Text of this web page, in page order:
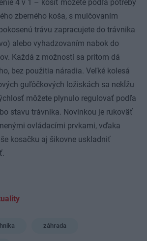
4 v 1 – kosiť môžete podľa potreby
zberného koša, s mulčovaním
trávu zapracujete do trávnika
alebo vyhadzovaním nabok do
Každá z možností sa pritom dá
bez použitia náradia. Veľké kolesá
guľôčkových ložiskách sa nekĺžu
môžete plynulo regulovať podľa
stavu trávnika. Novinkou je rukoväť
ovládacími prvkami, vďaka
kosačku aj šikovne uskladniť
záhrada